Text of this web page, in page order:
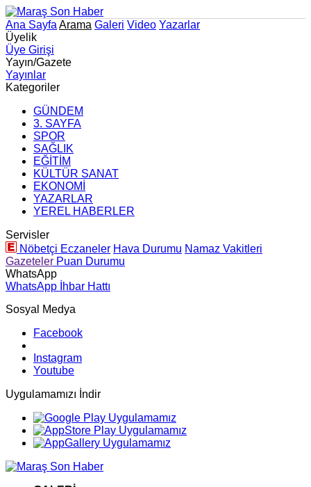
Ana Sayfa Arama Galeri Video Yazarlar
Üyelik
Üye Girişi
Yayın/Gazete
Yayınlar
Kategoriler
GÜNDEM
3. SAYFA
SPOR
SAĞLIK
EĞİTİM
KÜLTÜR SANAT
EKONOMİ
YAZARLAR
YEREL HABERLER
Servisler
Nöbetçi Eczaneler Hava Durumu Namaz Vakitleri
Gazeteler Puan Durumu
WhatsApp
WhatsApp İhbar Hattı
Sosyal Medya
Facebook
Instagram
Youtube
Uygulamamızı İndir